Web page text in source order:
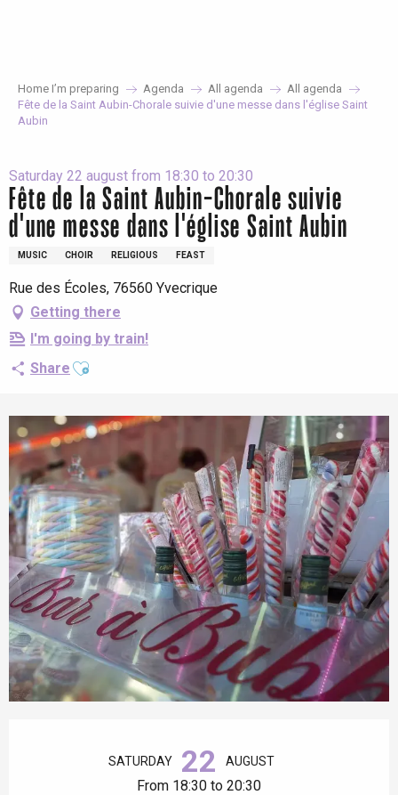
Home I’m preparing Agenda All agenda
All agenda
Fête de la Saint Aubin-Chorale suivie d'une messe dans l'église Saint
Aubin
Saturday 22 august from 18:30 to 20:30
Fête de la Saint Aubin-Chorale suivie
d'une messe dans l'église Saint Aubin
MUSIC CHOIR RELIGIOUS FEAST
Rue des Écoles, 76560 Yvecrique
Getting there
I'm going by train!
Share Ajouter aux favoris
SATURDAY 22 AUGUST
From 18:30 to 20:30